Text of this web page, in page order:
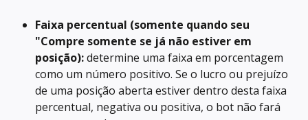
Faixa percentual (somente quando seu
"Compre somente se já não estiver em
posição): determine uma faixa em porcentagem
como um número positivo. Se o lucro ou prejuízo
de uma posição aberta estiver dentro desta faixa
percentual, negativa ou positiva, o bot não fará